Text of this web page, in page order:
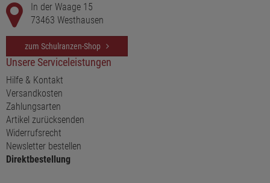
In der Waage 15
73463 Westhausen
zum Schulranzen-Shop
Unsere Serviceleistungen
Hilfe & Kontakt
Versandkosten
Zahlungsarten
Artikel zurücksenden
Widerrufsrecht
Newsletter bestellen
Direktbestellung